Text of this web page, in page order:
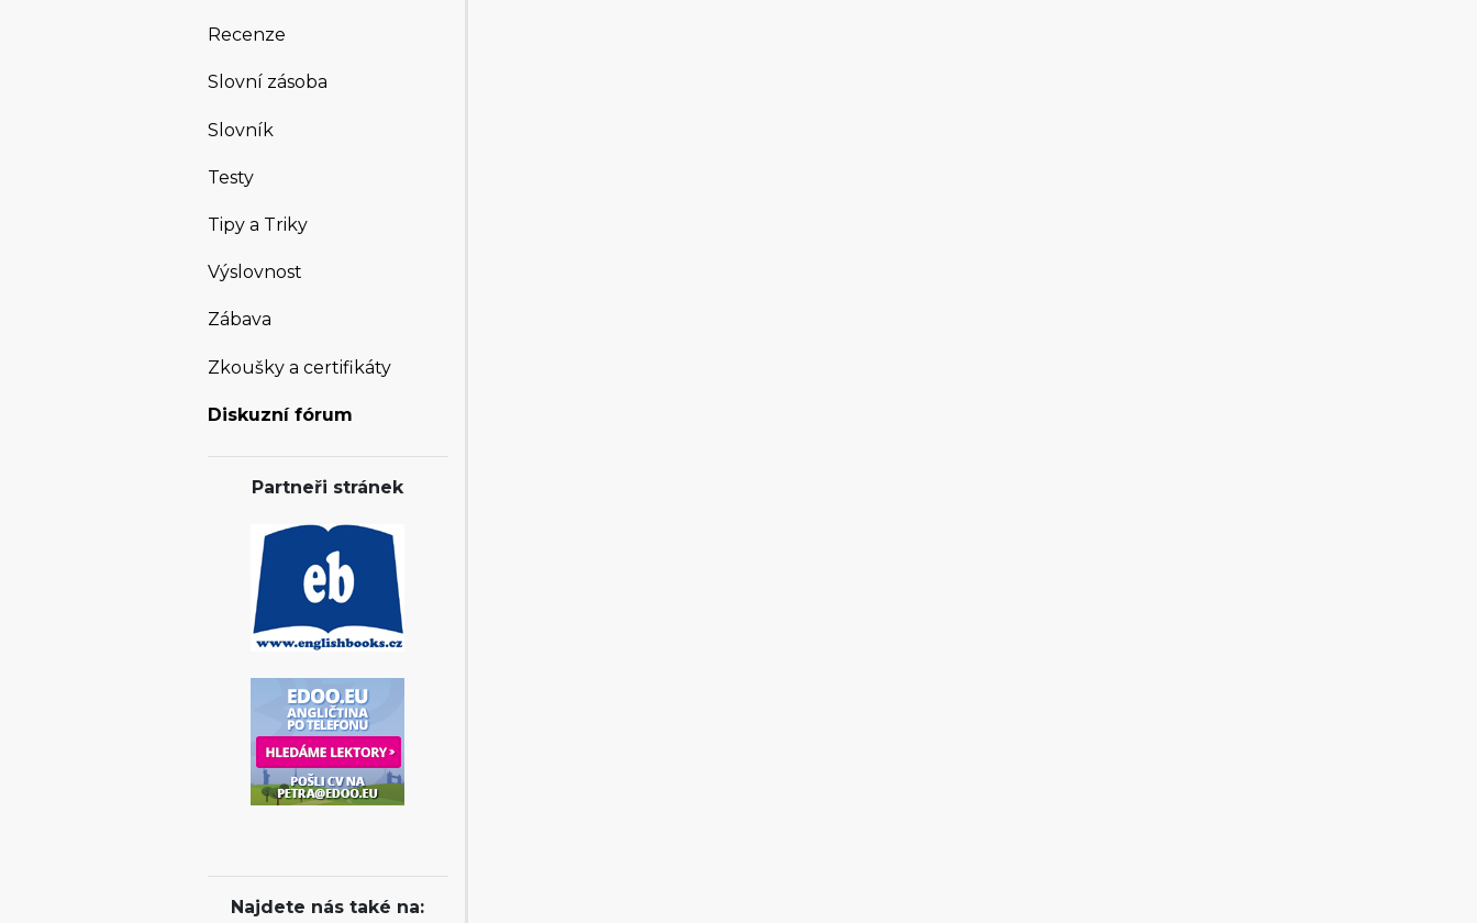
Recenze
Slovní zásoba
Slovník
Testy
Tipy a Triky
Výslovnost
Zábava
Zkoušky a certifikáty
Diskuzní fórum
Partneři stránek
Najdete nás také na: